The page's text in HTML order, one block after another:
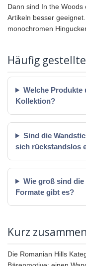
Dann sind In the
Artikeln besser
monochromen
Häufig
Welche Produkte
Kollektion?
Sind die
sich rückstandslos
Wie groß sind
Formate gibt es?
Kurz
Die Romanian Hills